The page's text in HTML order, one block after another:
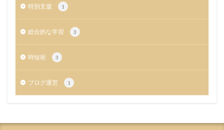
特別支援 1
総合的な学習 3
時短術 3
ブログ運営 1